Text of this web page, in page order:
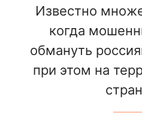
Известно
когда
обмануть
при этом на